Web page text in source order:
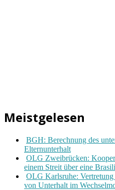
Meistgelesen
BGH: Berechnung des
Elternunterhalt
OLG Zweibrücken:
einem Streit über eine
OLG Karlsruhe:
von Unterhalt im